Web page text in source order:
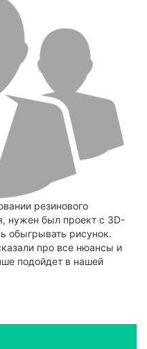
резинового
нужен был проект с 3D-
обыгрывать рисунок.
про все нюансы и
подойдет в нашей